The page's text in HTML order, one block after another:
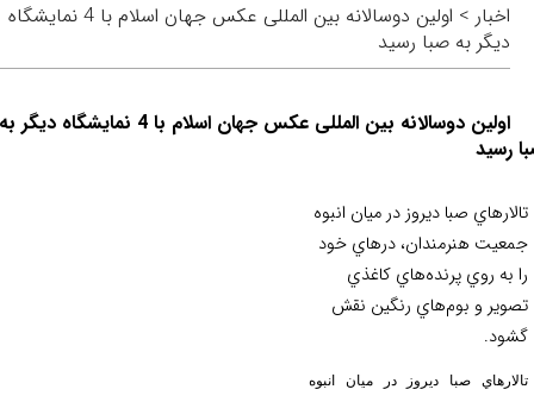
اخبار > اولین دوسالانه بین المللی عکس جهان اسلام با 4 نمايشگاه
ديگر به صبا رسيد
اولین دوسالانه بین المللی عکس جهان اسلام با 4 نمايشگاه ديگر به
صبا ديروز در ميان انبوه
هنرمندان، درهاي خود
به روي پرنده‌هاي كاغذي
و بوم‌هاي رنگين نقش
صبا ديروز در ميان انبوه